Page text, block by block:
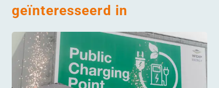
geïnteresseerd in